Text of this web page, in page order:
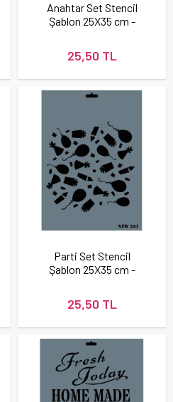
Anahtar Set Stencil
Şablon 25X35 cm -
25,50 TL
Parti Set Stencil
Şablon 25X35 cm -
25,50 TL